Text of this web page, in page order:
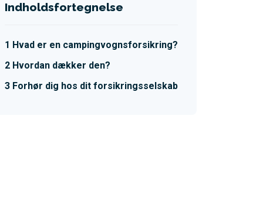
Indholdsfortegnelse
Hvad er en campingvognsforsikring?
Hvordan dækker den?
Forhør dig hos dit forsikringsselskab